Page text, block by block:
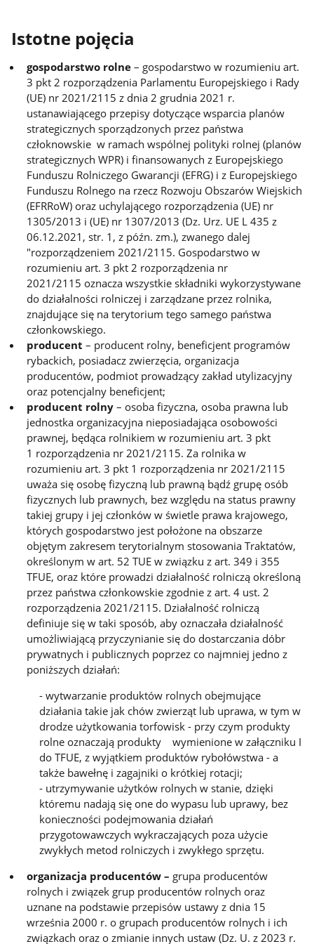
Istotne pojęcia
gospodarstwo rolne – gospodarstwo w rozumieniu art.
3 pkt 2 rozporządzenia Parlamentu Europejskiego i Rady
(UE) nr 2021/2115 z dnia 2 grudnia 2021 r.
ustanawiającego przepisy dotyczące wsparcia planów
strategicznych sporządzonych przez państwa
człoknowskie w ramach wspólnej polityki rolnej (planów
strategicznych WPR) i finansowanych z Europejskiego
Funduszu Rolniczego Gwarancji (EFRG) i z Europejskiego
Funduszu Rolnego na rzecz Rozwoju Obszarów Wiejskich
(EFRRoW) oraz uchylającego rozporządzenia (UE) nr
1305/2013 i (UE) nr 1307/2013 (Dz. Urz. UE L 435 z
06.12.2021, str. 1, z późn. zm.), zwanego dalej
"rozporządzeniem 2021/2115. Gospodarstwo w
rozumieniu art. 3 pkt 2 rozporządzenia nr
2021/2115 oznacza wszystkie składniki wykorzystywane
do działalności rolniczej i zarządzane przez rolnika,
znajdujące się na terytorium tego samego państwa
członkowskiego.
producent – producent rolny, beneficjent programów
rybackich, posiadacz zwierzęcia, organizacja
producentów, podmiot prowadzący zakład utylizacyjny
oraz potencjalny beneficjent;
producent rolny – osoba fizyczna, osoba prawna lub
jednostka organizacyjna nieposiadająca osobowości
prawnej, będąca rolnikiem w rozumieniu art. 3 pkt
1 rozporządzenia nr 2021/2115. Za rolnika w
rozumieniu art. 3 pkt 1 rozporządzenia nr 2021/2115
uważa się osobę fizyczną lub prawną bądź grupę osób
fizycznych lub prawnych, bez względu na status prawny
takiej grupy i jej członków w świetle prawa krajowego,
których gospodarstwo jest położone na obszarze
objętym zakresem terytorialnym stosowania Traktatów,
określonym w art. 52 TUE w związku z art. 349 i 355
TFUE, oraz które prowadzi działalność rolniczą określoną
przez państwa członkowskie zgodnie z art. 4 ust. 2
rozporządzenia 2021/2115. Działalność rolniczą
definiuje się w taki sposób, aby oznaczała działalność
umożliwiającą przyczynianie się do dostarczania dóbr
prywatnych i publicznych poprzez co najmniej jedno z
poniższych działań:
- wytwarzanie produktów rolnych obejmujące
działania takie jak chów zwierząt lub uprawa, w tym w
drodze użytkowania torfowisk - przy czym produkty
rolne oznaczają produkty wymienione w załączniku I
do TFUE, z wyjątkiem produktów rybołówstwa - a
także bawełnę i zagajniki o krótkiej rotacji;
- utrzymywanie użytków rolnych w stanie, dzięki
któremu nadają się one do wypasu lub uprawy, bez
konieczności podejmowania działań
przygotowawczych wykraczających poza użycie
zwykłych metod rolniczych i zwykłego sprzętu.
organizacja producentów – grupa producentów
rolnych i związek grup producentów rolnych oraz
uznane na podstawie przepisów ustawy z dnia 15
września 2000 r. o grupach producentów rolnych i ich
związkach oraz o zmianie innych ustaw (Dz. U. z 2023 r.